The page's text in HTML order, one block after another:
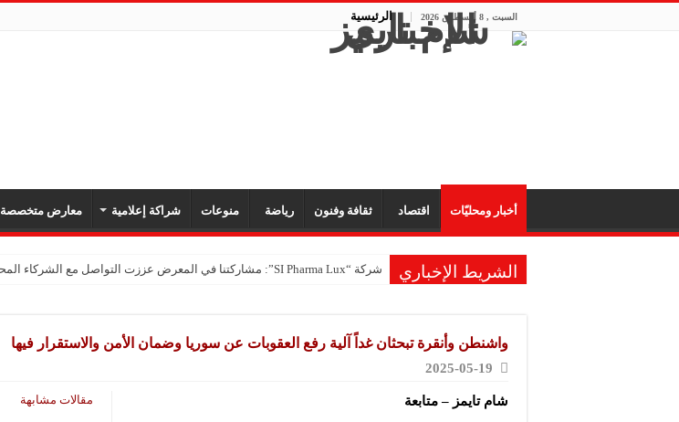
السبت , 8 أغسطس 2026 الرئيسية
أخبار ومحليّات اقتصاد ثقافة وفنون رياضة منوعات شراكة إعلامية معارض متخصصة
الشريط الإخباري شركة “SI Pharma Lux”: مشاركتنا في المعرض عززت التواصل مع الشركاء المحليين والدوليين
واشنطن وأنقرة تبحثان غداً آلية رفع العقوبات عن سوريا وضمان الأمن والاستقرار فيها
2025-05-19
مقالات مشابهة شام تايمز – متابعة